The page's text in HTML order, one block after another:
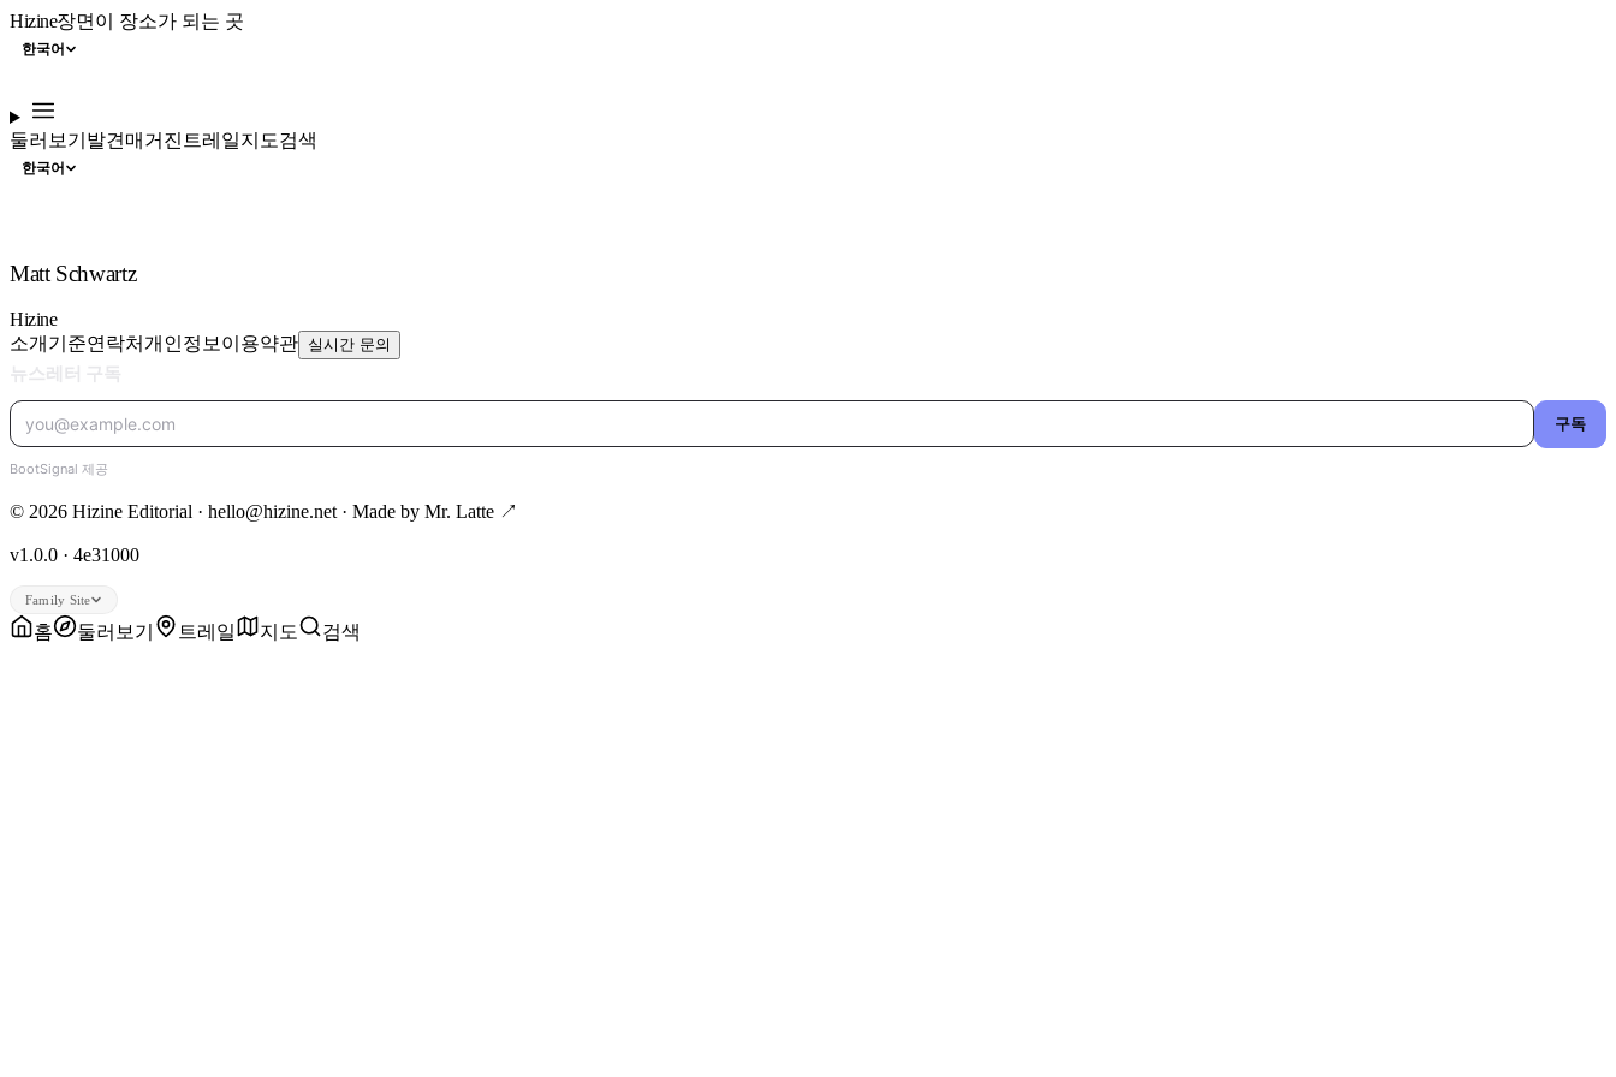
Hizine장면이 장소가 되는 곳
한국어
둘러보기 발견 매거진 트레일지도검색
한국어
Matt Schwartz
Hizine
소개 기준연락처개인정보이용약관 실시간 문의
© 2026 Hizine Editorial · hello@hizine.net · Made by Mr. Latte ↗
v1.0.0 · 4e31000
Family Site
홈 둘러보기 트레일 지도 검색